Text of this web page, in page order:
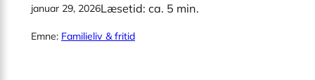
januar 29, 2026Læsetid: ca. 5 min.
Emne: Familieliv & fritid